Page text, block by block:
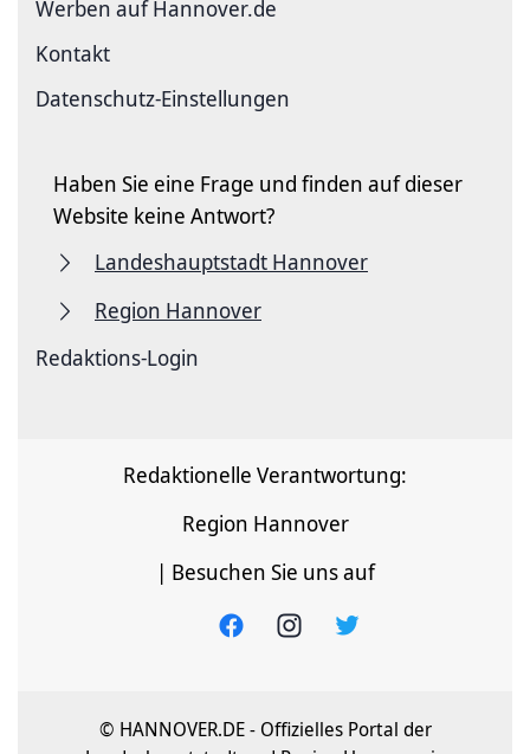
Werben auf Hannover.de
Kontakt
Datenschutz-Einstellungen
Haben Sie eine Frage und finden auf dieser
Website keine Antwort?
Landeshauptstadt Hannover
Region Hannover
Redaktions-Login
Redaktionelle Verantwortung:
Region Hannover
| Besuchen Sie uns auf
© HANNOVER.DE - Offizielles Portal der